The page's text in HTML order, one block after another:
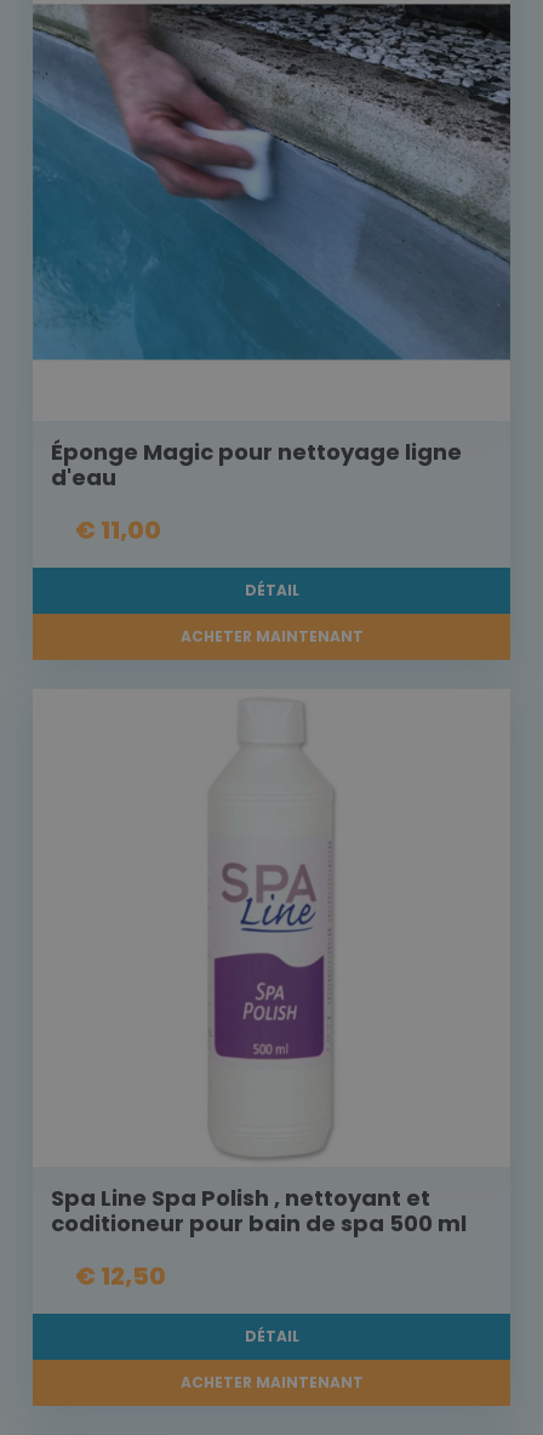
Éponge Magic pour nettoyage ligne
d'eau
€ 11,00
DÉTAIL
ACHETER MAINTENANT
Spa Line Spa Polish , nettoyant et
coditioneur pour bain de spa 500 ml
€ 12,50
DÉTAIL
ACHETER MAINTENANT